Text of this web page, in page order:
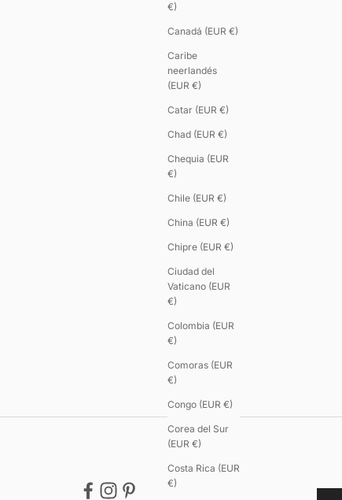
€)
Canadá (EUR €)
Caribe
neerlandés
(EUR €)
Catar (EUR €)
Chad (EUR €)
Chequia (EUR
€)
Chile (EUR €)
China (EUR €)
Chipre (EUR €)
Ciudad del
Vaticano (EUR
€)
Colombia (EUR
€)
Comoras (EUR
€)
Congo (EUR €)
Corea del Sur
(EUR €)
Costa Rica (EUR
€)